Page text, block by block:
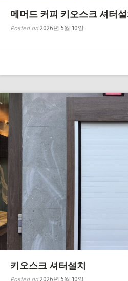
메머드 커피 키오스크 셔터
Posted on 2026년 5월 10일
키오스크 셔터설치
Posted on 2026년 5월 10일